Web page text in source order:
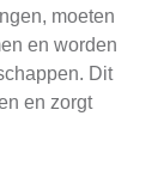
moeten
en worden
Dit
en zorgt